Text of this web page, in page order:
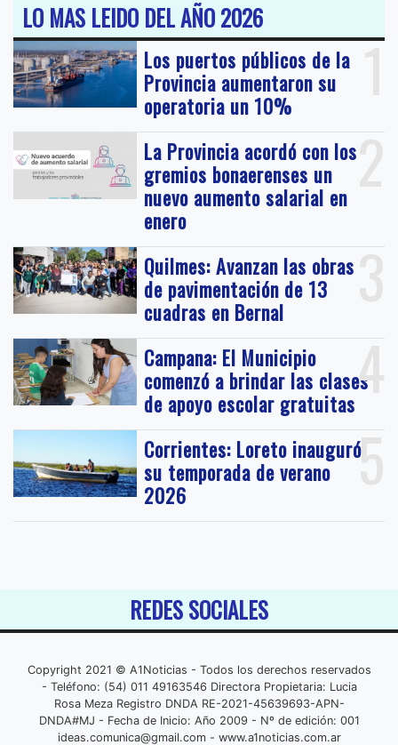
LO MAS LEIDO DEL AÑO 2026
1
Los puertos públicos de la
Provincia aumentaron su
operatoria un 10%
2
La Provincia acordó con los
gremios bonaerenses un
nuevo aumento salarial en
enero
3
Quilmes: Avanzan las obras
de pavimentación de 13
cuadras en Bernal
4
Campana: El Municipio
comenzó a brindar las clases
de apoyo escolar gratuitas
5
Corrientes: Loreto inauguró
su temporada de verano
2026
REDES SOCIALES
Copyright 2021 © A1Noticias - Todos los derechos reservados
- Teléfono: (54) 011 49163546 Directora Propietaria: Lucia
Rosa Meza Registro DNDA RE-2021-45639693-APN-
DNDA#MJ - Fecha de Inicio: Año 2009 - Nº de edición: 001
ideas.comunica@gmail.com- www.a1noticias.com.ar